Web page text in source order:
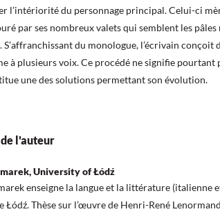
l’intériorité du personnage principal. Celui-ci
par ses nombreux valets qui semblent les pâles
S’affranchissant du monologue, l’écrivain conçoit
à plusieurs voix. Ce procédé ne signifie pourtant
une des solutions permettant son évolution.
l'auteur
University of Łódź
enseigne la langue et la littérature (italienne
Łódź. Thèse sur l’œuvre de Henri-René